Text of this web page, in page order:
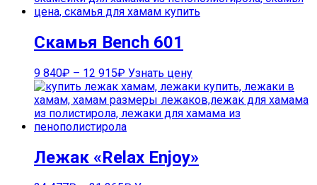
Скамья Bench 601
9 840₽ – 12 915₽ Узнать цену
Лежак «Relax Enjoy»